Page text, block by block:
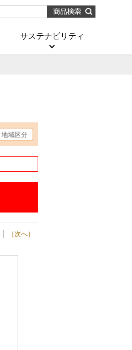
サステナビリティ
地域区分
［次へ］